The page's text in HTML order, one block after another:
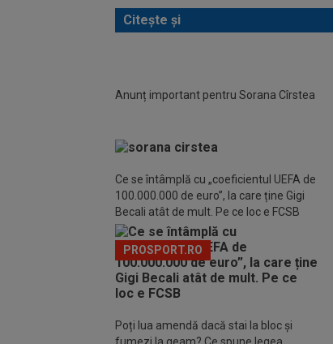
Citește și
Anunț important pentru Sorana Cîrstea
Ce se întâmplă cu „coeficientul UEFA de
100.000.000 de euro”, la care ține Gigi
Becali atât de mult. Pe ce loc e FCSB
PROSPORT.RO
Poți lua amendă dacă stai la bloc și
fumezi la geam? Ce spune legea